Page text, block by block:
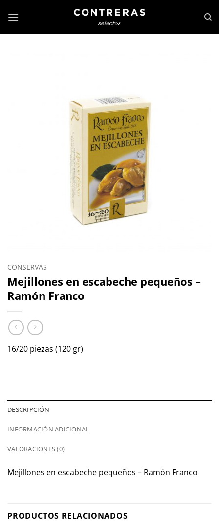
CONSERVAS
Mejillones en escabeche pequeños –
Ramón Franco
16/20 piezas (120 gr)
DESCRIPCIÓN
INFORMACIÓN ADICIONAL
VALORACIONES (0)
Mejillones en escabeche pequeños – Ramón Franco
PRODUCTOS RELACIONADOS